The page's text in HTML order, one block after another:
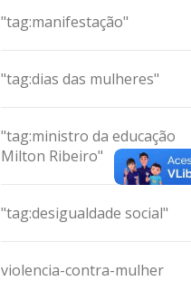
"tag:manifestação"
"tag:dias das mulheres"
"tag:ministro da educação
Milton Ribeiro"
"tag:desigualdade social"
violencia-contra-mulher